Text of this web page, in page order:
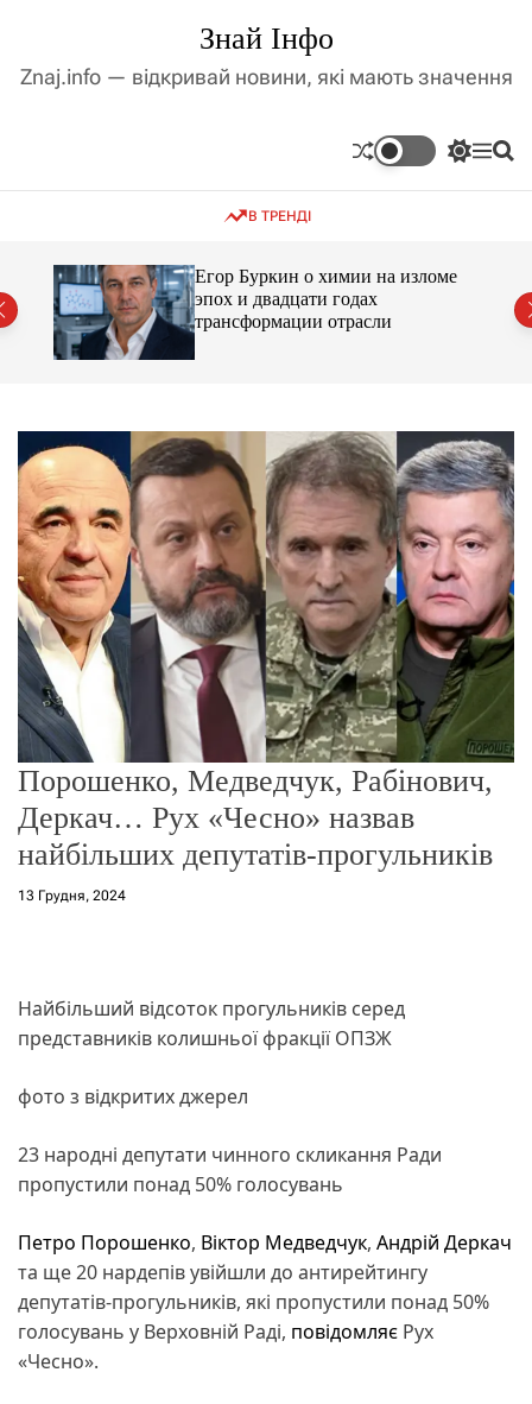
д
і
с
Знай Інфо
Znaj.info — відкривай новини, які мають значення
П
к
о
в
о
г
о
р
е
ж
и
м
М П
В ТРЕНДІ
Егор Буркин о химии на изломе
эпох и двадцати годах
трансформации отрасли
Порошенко, Медведчук, Рабінович,
Деркач… Рух «Чесно» назвав
найбільших депутатів-прогульників
13 Грудня, 2024
Найбільший відсоток прогульників серед
представників колишньої фракції ОПЗЖ
фото з відкритих джерел
23 народні депутати чинного скликання Ради
пропустили понад 50% голосувань
Петро Порошенко, Віктор Медведчук, Андрій Деркач
та ще 20 нардепів увійшли до антирейтингу
депутатів-прогульників, які пропустили понад 50%
голосувань у Верховній Раді, повідомляє Рух
«Чесно».